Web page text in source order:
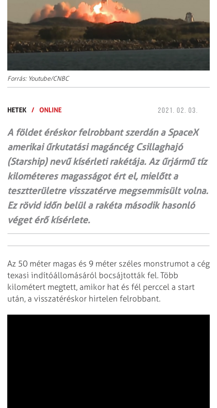
Forrás: Youtube/CNBC
HETEK / ONLINE 2021. 02. 03.
A földet éréskor felrobbant szerdán a SpaceX
amerikai űrkutatási magáncég Csillaghajó
(Starship) nevű kísérleti rakétája. Az űrjármű tíz
kilométeres magasságot ért el, mielőtt a
tesztterületre visszatérve megsemmisült volna.
Ez rövid időn belül a rakéta második hasonló
véget érő kísérlete.
Az 50 méter magas és 9 méter széles monstrumot a cég
texasi indítóállomásáról bocsájtották fel. Több
kilométert megtett, amikor hat és fél perccel a start
után, a visszatéréskor hirtelen felrobbant.